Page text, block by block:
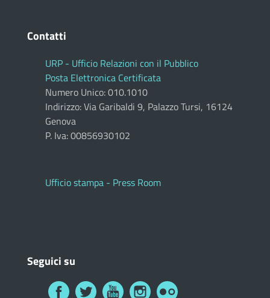
Contatti
URP - Ufficio Relazioni con il Pubblico
Posta Elettronica Certificata
Numero Unico: 010.1010
Indirizzo: Via Garibaldi 9, Palazzo Tursi, 16124
Genova
P. Iva: 00856930102
Ufficio stampa - Press Room
Seguici su